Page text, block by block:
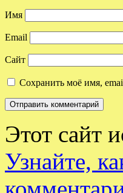
Имя
Email
Сайт
Сохранить моё имя,
Этот сайт
Узнайте,